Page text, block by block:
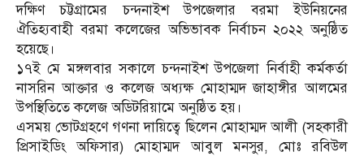
দক্ষিণ চট্টগ্রামের চন্দনাইশ উপজেলার বরমা ইউনিয়নের
ঐতিহ্যবাহী বরমা কলেজের অভিভাবক নির্বাচন ২০২২ অনুষ্ঠিত
হয়েছে।
১৭ই মে মঙ্গলবার সকালে চন্দনাইশ উপজেলা নির্বাহী কর্মকর্তা
নাসরিন আক্তার ও কলেজ অধ্যক্ষ মোহাম্মদ জাহাঙ্গীর আলমের
উপস্থিতিতে কলেজ অডিটরিয়ামে অনুষ্ঠিত হয়।
এসময় ভোটগ্রহণে গণনা দায়িত্বে ছিলেন মোহাম্মদ আলী (সহকারী
প্রিসাইডিং অফিসার) মোহাম্মদ আবুল মনসুর, মোঃ রবিউল